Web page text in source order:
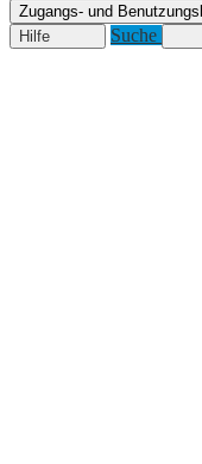
Zugangs- und
Hilfe
Suche